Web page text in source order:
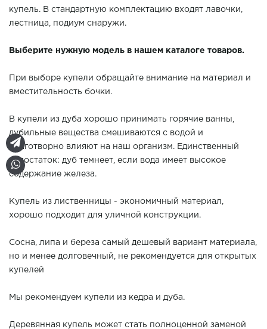
купель. В стандартную комплектацию входят лавочки,
лестница, подиум снаружи.
Выберите нужную модель в нашем каталоге товаров.
При выборе купели обращайте внимание на материал и
вместительность бочки.
В купели из дуба хорошо принимать горячие ванны,
дубильные вещества смешиваются с водой и
благотворно влияют на наш организм. Единственный
недостаток: дуб темнеет, если вода имеет высокое
содержание железа.
Купель из лиственницы - экономичный материал,
хорошо подходит для уличной конструкции.
Сосна, липа и береза самый дешевый вариант материала,
но и менее долговечный, не рекомендуется для открытых
купелей
Мы рекомендуем купели из кедра и дуба.
Деревянная купель может стать полноценной заменой